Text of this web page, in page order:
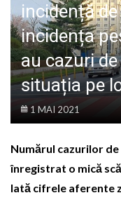
incidență de
incidența
au cazuri
situația pe
1 MAI 2021
Numărul cazurilor
înregistrat o mică
Iată cifrele aferente